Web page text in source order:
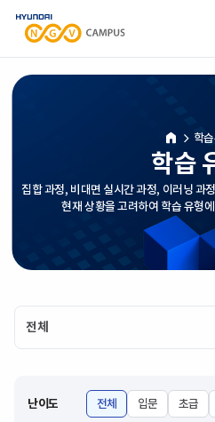
HOME
학
학습
집합 과정, 비대면 실시간 과정, 이러닝 과
현재 상황을 고려하여 학습 유형
전체
난이도 전체 입문 초급